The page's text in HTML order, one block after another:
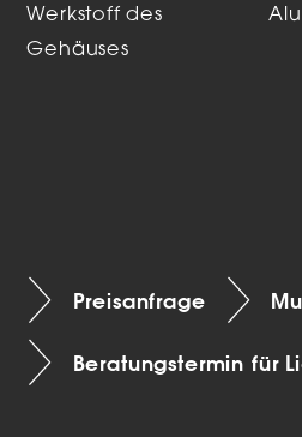
Werkstoff des
Gehäuses
Preisanfrage
Beratungstermin für